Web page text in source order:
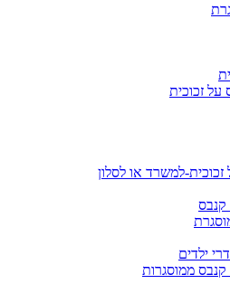
על זכוכית
למשרד או לסלון
קנבס
ילדים
קנבס ממוסגרות